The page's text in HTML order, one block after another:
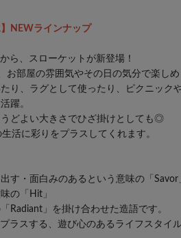
NEWラインナップ
ら、スローケットが新登場！
部屋の雰囲気やその日の気分で楽しめ
り、ラグとして使ったり、ピクニック
躍。
どよい大きさでひざ掛けとしても◎
活に彩りをプラスしてくれます。
す・面白みのあるという意味の「Savor
の「Hit」
Radiant」を掛け合わせた造語です。
ラスする、遊び心のあるライフスタイ